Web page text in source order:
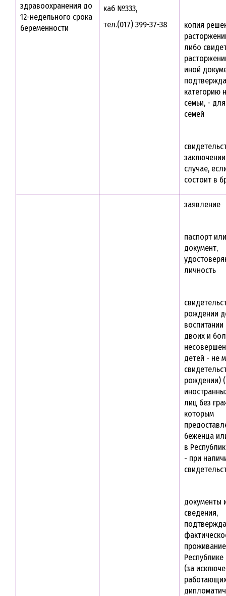
здравоохранения до
12-недельного срока
беременности
каб №333,
тел.(017) 399-37-38
копия
либо
иной
категорию
семьи, -
семей
случае,
состоит в
заявление
паспорт
документ,
личность
рождении
воспитании
двоих и
детей - не
рождении)
лиц без
которым
беженца
в
- при
документы
сведения,
Республике
(за